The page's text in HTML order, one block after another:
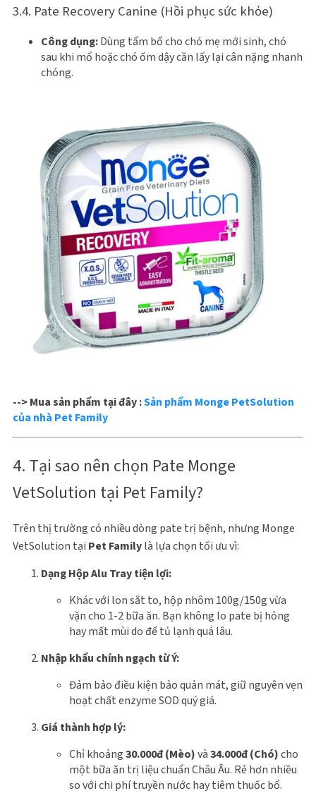
3.4. Pate Recovery Canine (Hồi phục sức khỏe)
Công dụng:Dùng tẩm bổ cho chó mẹ mới sinh, chó
sau khi mổ hoặc chó ốm dậy cần lấy lại cân nặng nhanh
chóng.
--> Mua sản phẩm tại đây :Sản phẩm Monge PetSolution
của nhà Pet Family
4. Tại sao nên chọn Pate Monge
VetSolution tại Pet Family?
Trên thị trường có nhiều dòng pate trị bệnh, nhưng Monge
VetSolution tại Pet Familylà lựa chọn tối ưu vì:
Dạng Hộp Alu Tray tiện lợi:
Khác với lon sắt to, hộp nhôm 100g/150g vừa
vặn cho 1-2 bữa ăn. Bạn không lo pate bị hỏng
hay mất mùi do để tủ lạnh quá lâu.
Nhập khẩu chính ngạch từ Ý:
Đảm bảo điều kiện bảo quản mát, giữ nguyên vẹn
hoạt chất enzyme SOD quý giá.
Giá thành hợp lý:
Chỉ khoảng30.000đ (Mèo)và34.000đ (Chó)cho
một bữa ăn trị liệu chuẩn Châu Âu. Rẻ hơn nhiều
so với chi phí truyền nước hay tiêm thuốc bổ.